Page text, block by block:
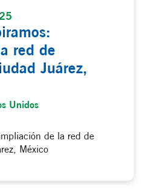
red de
Juárez,
Unidos
de la red de
México